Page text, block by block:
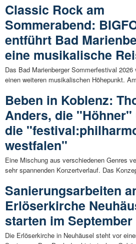
Classic Rock am
Sommerabend:
entführt Bad
eine musikalische
Das Bad Marienberger Sommerfestival 2026
einen weiteren musikalischen Höhepunkt.
Beben in Koblenz:
Anders, die "Höhner"
die
westfalen"
Eine Mischung aus verschiedenen Genres
sehr spannenden Konzertverlauf. Das
Sanierungsarbeiten
Erlöserkirche
starten im September
Die Erlöserkirche in Neuhäusel steht vor